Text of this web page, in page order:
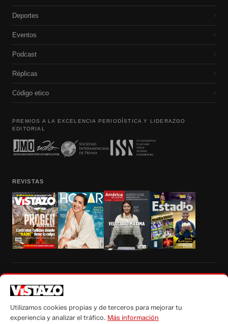
Deportes ›
Eventos ›
Podcast ›
Réplicas ›
Código etico ›
PREMIOS A LA EXCELENCIA PERIODÍSTICA Y LIDERAZGO
EDITORIAL
REVISTAS
autorización escrita de su titular, de todos los contenidos de Vistazo.com.
Utilizamos cookies propias y de terceros para mejorar tu
experiencia y analizar el tráfico. Más información